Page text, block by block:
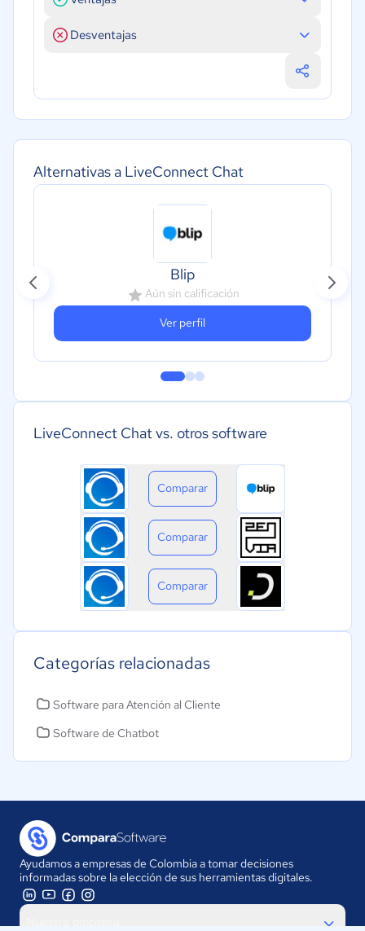
Alternativas a LiveConnect Chat
Blip
Aún sin calificación
Ver perfil
LiveConnect Chat vs. otros software
Comparar
Comparar
Comparar
Categorías relacionadas
Software para Atención al Cliente
Software de Chatbot
Desventajas
Ayudamos a empresas de Colombia a tomar decisiones
informadas sobre la elección de sus herramientas digitales.